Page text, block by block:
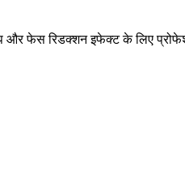
और फेस रिडक्शन इफेक्ट के लिए